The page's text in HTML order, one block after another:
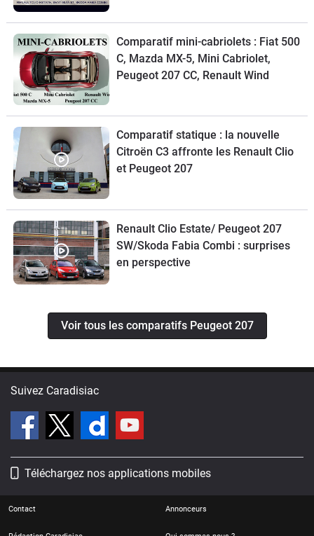
Comparatif mini-cabriolets : Fiat 500
C, Mazda MX-5, Mini Cabriolet,
Peugeot 207 CC, Renault Wind
Comparatif statique : la nouvelle
Citroën C3 affronte les Renault Clio
et Peugeot 207
Renault Clio Estate/ Peugeot 207
SW/Skoda Fabia Combi : surprises
en perspective
Voir tous les comparatifs Peugeot 207
Suivez Caradisiac
Téléchargez nos applications mobiles
Contact Annonceurs